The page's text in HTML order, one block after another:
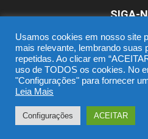
SIGA-
SGD
Política de
© Copyright 2016 -
Usamos cookies em nosso site
mais relevante, lembrando suas
repetidas. Ao clicar em
uso de TODOS os cookies. No
"Configurações" para fornecer
Leia Mais
Configurações ACEITAR